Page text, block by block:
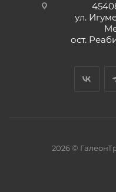
ул.
ост.
2026 ©